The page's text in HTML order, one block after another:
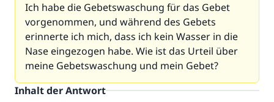
Ich habe die Gebetswaschung für das Gebet
vorgenommen, und während des Gebets
erinnerte ich mich, dass ich kein Wasser in die
Nase eingezogen habe. Wie ist das Urteil über
meine Gebetswaschung und mein Gebet?
Inhalt der Antwort